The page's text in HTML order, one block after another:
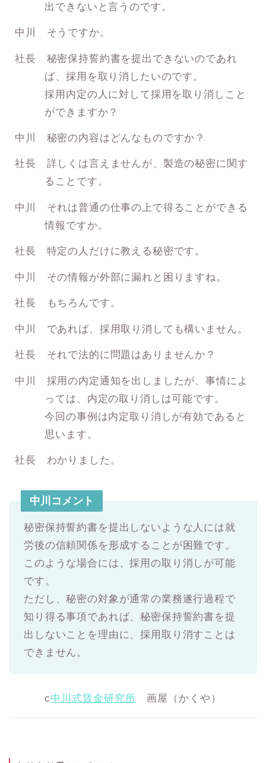
出できないと言うのです。
中川 そうですか。
社長 秘密保持誓約書を提出できないのであれ
ば、採用を取り消したいのです。
採用内定の人に対して採用を取り消しこと
ができますか？
中川 秘密の内容はどんなものですか？
社長 詳しくは言えませんが、製造の秘密に関す
ることです。
中川 それは普通の仕事の上で得ることができる
情報ですか。
社長 特定の人だけに教える秘密です。
中川 その情報が外部に漏れと困りますね。
社長 もちろんです。
中川 であれば、採用取り消しても構いません。
社長 それで法的に問題はありませんか？
中川 採用の内定通知を出しましたが、事情によ
っては、内定の取り消しは可能です。
今回の事例は内定取り消しが有効であると
思います。
社長 わかりました。
中川コメント
秘密保持誓約書を提出しないような人には就
労後の信頼関係を形成することが困難です。
このような場合には、採用の取り消しが可能
です。
ただし、秘密の対象が通常の業務遂行過程で
知り得る事項であれば、秘密保持誓約書を提
出しないことを理由に、採用取り消すことは
できません。
c中川式賃金研究所 画屋（かくや）